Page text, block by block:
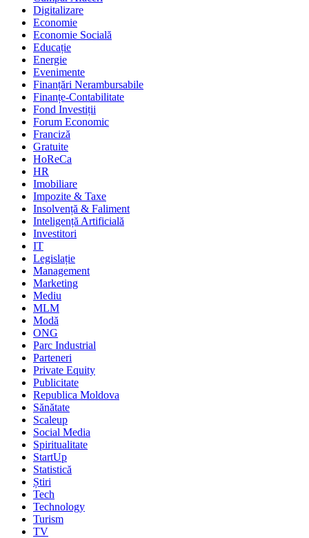
Digitalizare
Economie
Economie Socială
Educație
Energie
Evenimente
Finanțări Nerambursabile
Finanțe-Contabilitate
Fond Investiții
Forum Economic
Franciză
Gratuite
HoReCa
HR
Imobiliare
Impozite & Taxe
Insolvență & Faliment
Inteligență Artificială
Investitori
IT
Legislație
Management
Marketing
Mediu
MLM
Modă
ONG
Parc Industrial
Parteneri
Private Equity
Publicitate
Republica Moldova
Sănătate
Scaleup
Social Media
Spiritualitate
StartUp
Statistică
Știri
Tech
Technology
Turism
TV